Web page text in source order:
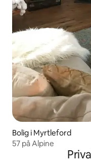
Bolig i Myrtleford
57 på Alpine